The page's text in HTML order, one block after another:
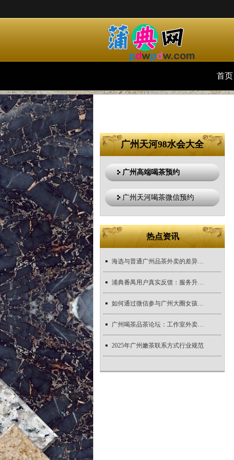
首页
广州天河98水会大全
广州高端喝茶预约
广州天河喝茶微信预约
热点资讯
海选与普通广州品茶外卖的差异对比
浦典番禺用户真实反馈：服务升级与体验优化
如何通过微信参与广州大圈女孩招聘招聘？
广州喝茶品茶论坛：工作室外卖与天河区新茶实测
2025年广州嫩茶联系方式行业规范